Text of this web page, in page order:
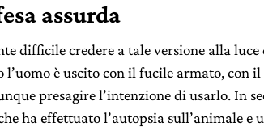
assurda
difficile credere a tale versione alla
è uscito con il fucile armato, con il
presagire l’intenzione di usarlo. In
ha effettuato l’autopsia sull’animale e